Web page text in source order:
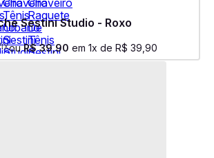
Sestini Studio - Roxo
ouR$ 39,90 em 1x de R$ 39 90